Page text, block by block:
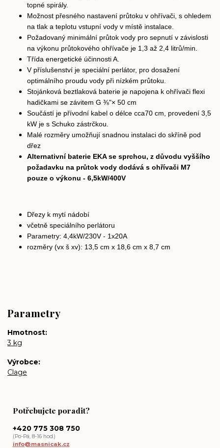
topné spirály.
Možnost přesného nastavení průtoku v ohřívači, s ohledem
na tlak a teplotu vstupní vody v místě instalace.
Požadovaný minimální průtok vody pro sepnutí v závislosti
na výkonu průtokového ohřívače je 1,3 až 2,4 litrů/min.
Třída energetické účinnosti A.
V příslušenství je speciální perlátor, pro dosažení
optimálního proudu vody při nízkém průtoku.
Stojánková beztlaková baterie je napojena k ohřívači flexi
hadičkami se závitem G ⅜"× 50 cm
Součástí je přívodní kabel o délce cca70 cm, provedení 3,5
kW je s Schuko zástrčkou.
Malé rozměry umožňují snadnou instalaci do skříně pod
dřez
Alternativní baterie EKA se sprchou, z důvodu vyššího
požadavku na průtok vody dodává s ohřívači M7
pouze o výkonu - 6,5kW/400V
Dřezy k mytí nádobí
včetně speciálního perlátoru
Parametry: 4,4kW/230V - 1x20A
rozměry (vx š xv): 13,5 cm x 18,6 cm x 8,7 cm
Parametry
Hmotnost
3 kg
Výrobce
Clage
Potřebujete poradit?
+420 775 308 750
(Po-Pá, 8-16 hod.)
info@masnicak.cz